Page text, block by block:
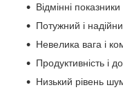
Відмінні
Потужний і
Невелика вага і
Продуктивність і
Низький рівень